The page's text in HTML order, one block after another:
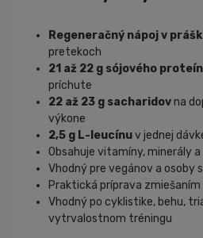
Regeneračný nápoj v
pretekoch
21 až 22 g sójového
príchute
22 až 23 g sacharidovna
výkone
2,5 g L-leucínuv jednej
Obsahuje vitamíny, minerály
Vhodný pre vegánov a osoby
Praktická príprava zmiešaním
Vhodný po cyklistike, behu,
vytrvalostnom tréningu